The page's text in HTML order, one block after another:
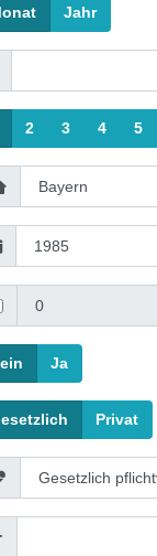
Jahr
2 3 4 5
Ja
Privat